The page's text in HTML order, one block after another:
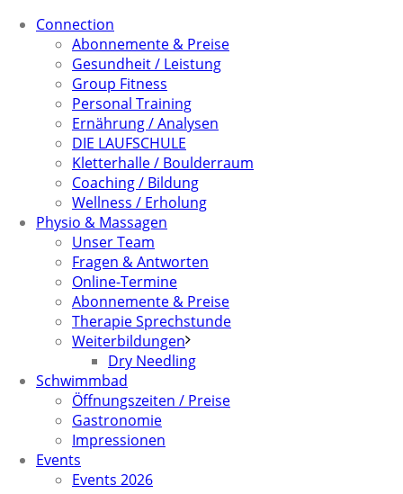
Connection
Abonnemente & Preise
Gesundheit / Leistung
Group Fitness
Personal Training
Ernährung / Analysen
DIE LAUFSCHULE
Kletterhalle / Boulderraum
Coaching / Bildung
Wellness / Erholung
Physio & Massagen
Unser Team
Fragen & Antworten
Online-Termine
Abonnemente & Preise
Therapie Sprechstunde
Weiterbildungen
Dry Needling
Schwimmbad
Öffnungszeiten / Preise
Gastronomie
Impressionen
Events
Events 2026